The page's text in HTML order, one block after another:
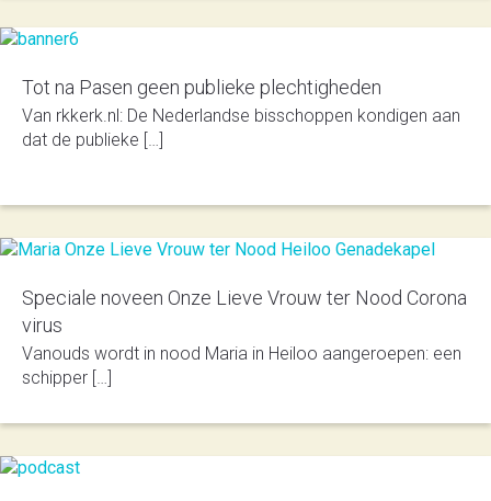
Tot na Pasen geen publieke plechtigheden
Van rkkerk.nl: De Nederlandse bisschoppen kondigen aan
dat de publieke […]
Speciale noveen Onze Lieve Vrouw ter Nood Corona
virus
Vanouds wordt in nood Maria in Heiloo aan­ge­roe­pen: een
schipper […]